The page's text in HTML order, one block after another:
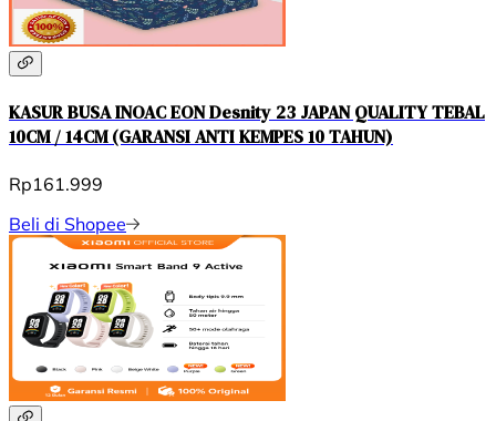
KASUR BUSA INOAC EON Desnity 23 JAPAN QUALITY TEBAL
10CM / 14CM (GARANSI ANTI KEMPES 10 TAHUN)
Rp161.999
Beli di Shopee